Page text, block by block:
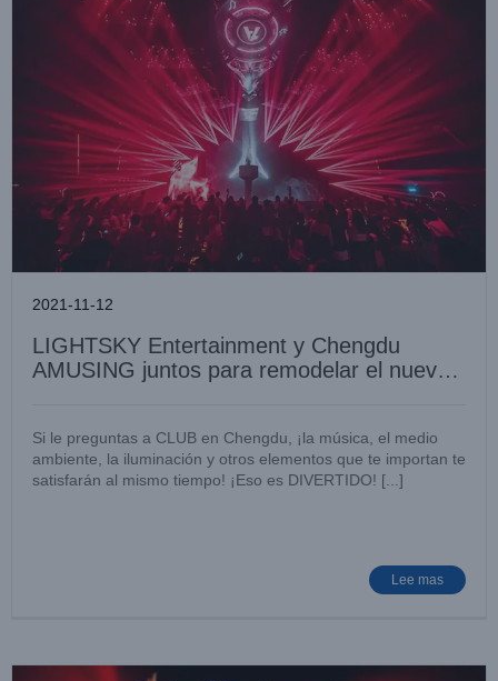
2021-11-12
LIGHTSKY Entertainment y Chengdu
AMUSING juntos para remodelar el nuevo
Si le preguntas a CLUB en Chengdu, ¡la música, el medio
ambiente, la iluminación y otros elementos que te importan te
satisfarán al mismo tiempo! ¡Eso es DIVERTIDO! [...]
Lee mas